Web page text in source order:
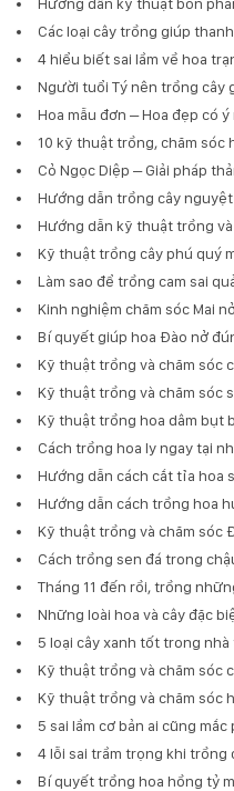
Các loại cây trồng giúp
4 hiểu biết sai lầm về hoa
Người tuổi Tý nên trồng cây
Hoa mẫu đơn – Hoa đẹp có
10 kỹ thuật trồng, chăm
Cỏ Ngọc Diệp – Giải pháp
Hướng dẫn trồng cây
Hướng dẫn kỹ thuật trồng
Kỹ thuật trồng cây phú quý
Làm sao để trồng cam sai
Kinh nghiệm chăm sóc Mai
Bí quyết giúp hoa Đào nở
Kỹ thuật trồng và chăm sóc
Kỹ thuật trồng và chăm sóc
Kỹ thuật trồng hoa dâm bụt
Cách trồng hoa ly ngay tại
Hướng dẫn cách cắt tỉa hoa
Hướng dẫn cách trồng hoa
Kỹ thuật trồng và chăm sóc
Cách trồng sen đá trong
Tháng 11 đến rồi, trồng
Những loài hoa và cây đặc
5 loại cây xanh tốt trong nhà
Kỹ thuật trồng và chăm sóc
Kỹ thuật trồng và chăm sóc
5 sai lầm cơ bản ai cũng
4 lỗi sai trầm trọng khi trồng
Bí quyết trồng hoa hồng tỷ